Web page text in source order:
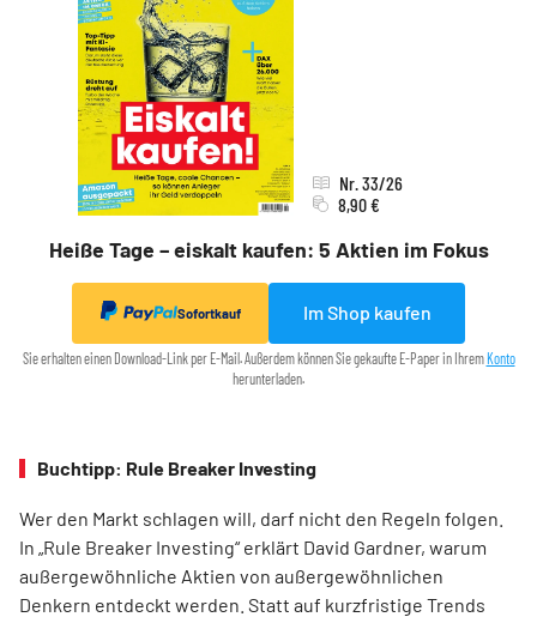
Heiße Tage – eiskalt kaufen: 5 Aktien im Fokus
Nr. 33/26
8,90 €
Sofortkauf Im Shop kaufen
Sie erhalten einen Download-Link per E-Mail. Außerdem können Sie gekaufte E-Paper in IhremKonto
herunterladen.
Buchtipp: Rule Breaker Investing
Wer den Markt schlagen will, darf nicht den Regeln folgen.
In „Rule Breaker Investing“ erklärt David Gardner, warum
außergewöhnliche Aktien von außer­gewöhnlichen
Denkern entdeckt werden. Statt auf kurzfristige Trends